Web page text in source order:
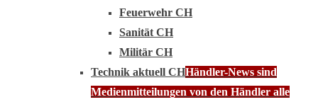
Feuerwehr CH
Sanität CH
Militär CH
Technik aktuell CHHändler-News sind
Medienmitteilungen von den Händler alle